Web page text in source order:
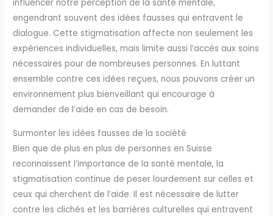
influencer notre perception de la santé mentale,
engendrant souvent des idées fausses qui entravent le
dialogue. Cette stigmatisation affecte non seulement les
expériences individuelles, mais limite aussi l’accès aux soins
nécessaires pour de nombreuses personnes. En luttant
ensemble contre ces idées reçues, nous pouvons créer un
environnement plus bienveillant qui encourage à
demander de l’aide en cas de besoin.
Surmonter les idées fausses de la société
Bien que de plus en plus de personnes en Suisse
reconnaissent l’importance de la santé mentale, la
stigmatisation continue de peser lourdement sur celles et
ceux qui cherchent de l’aide. Il est nécessaire de lutter
contre les clichés et les barrières culturelles qui entravent